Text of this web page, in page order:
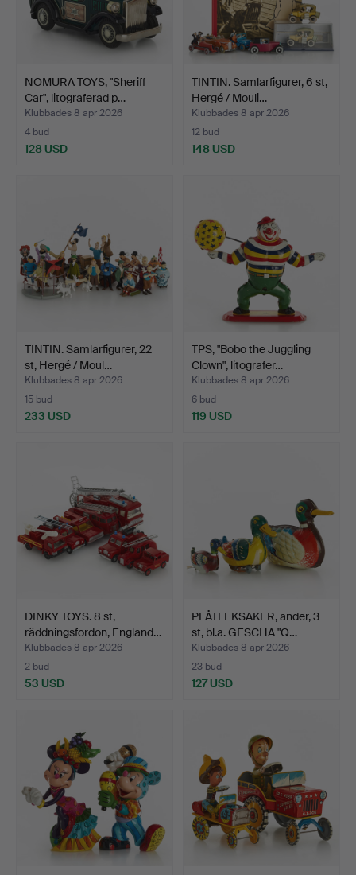
NOMURA TOYS, "Sheriff
Car", litograferad p…
Klubbades 8 apr 2026
4 bud
128 USD
TINTIN. Samlarfigurer, 6 st,
Hergé / Mouli…
Klubbades 8 apr 2026
12 bud
148 USD
TINTIN. Samlarfigurer, 22
st, Hergé / Moul…
Klubbades 8 apr 2026
15 bud
233 USD
TPS, "Bobo the Juggling
Clown", litografer…
Klubbades 8 apr 2026
6 bud
119 USD
DINKY TOYS. 8 st,
räddningsfordon, England…
Klubbades 8 apr 2026
2 bud
53 USD
PLÅTLEKSAKER, änder, 3
st, bl.a. GESCHA "Q…
Klubbades 8 apr 2026
23 bud
127 USD